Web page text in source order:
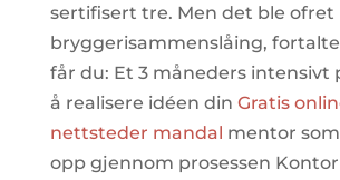
sertifisert tre. Men det ble ofret
bryggerisammenslåing,
får du: Et 3 måneders intensivt
å realisere idéen din Gratis
nettsteder mandal mentor
opp gjennom prosessen